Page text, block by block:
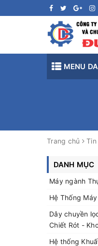
MENU
Trang chủ
DANH MỤC
Máy ngành
Hệ Thống
Dây chuyền
Chiết Rót -
Hệ thống